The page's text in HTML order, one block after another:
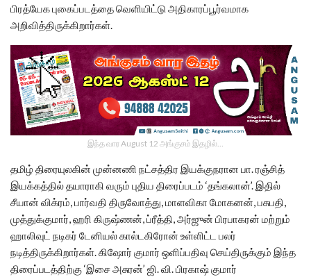
பிரத்யேக புகைப்படத்தை வெளியிட்டு அதிகாரப்பூர்வமாக
அறிவித்திருக்கிறார்கள்.
இந்த வார August 12 அங்குசம் இதழில்…
தமிழ் திரையுலகின் முன்னணி நட்சத்திர இயக்குநரான பா. ரஞ்சித்
இயக்கத்தில் தயாராகி வரும் புதிய திரைப்படம் ‘தங்கலான்’. இதில்
சீயான் விக்ரம், பார்வதி திருவோத்து, மாளவிகா மோகனன், பசுபதி,
முத்துக்குமார், ஹரி கிருஷ்ணன், ப்ரீத்தி, அர்ஜுன் பிரபாகரன் மற்றும்
ஹாலிவுட் நடிகர் டேனியல் கால்டகிரோன் உள்ளிட்ட பலர்
நடித்திருக்கிறார்கள். கிஷோர் குமார் ஒளிப்பதிவு செய்திருக்கும் இந்த
திரைப்படத்திற்கு ‘இசை அசுரன்’ ஜி. வி. பிரகாஷ் குமார்